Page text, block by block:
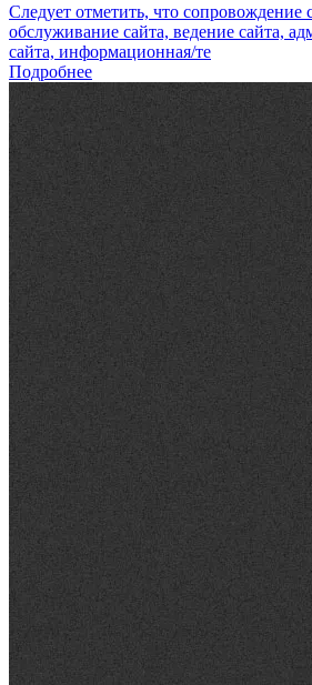
Следует отметить, что сопровождение
обслуживание сайта, ведение сайта,
сайта, информационная/те
Подробнее